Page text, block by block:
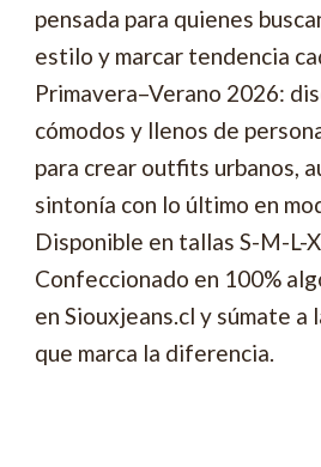
pensada para quienes
estilo y marcar tendencia
Primavera–Verano 2026:
cómodos y llenos de
para crear outfits urbanos,
sintonía con lo último en
Disponible en tallas S-M-L-
Confeccionado en 100%
en Siouxjeans.cl y súmate a
que marca la diferencia.